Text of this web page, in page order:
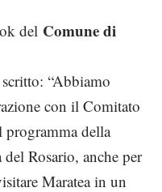
del Comune di
“Abbiamo
con il Comitato
programma della
Rosario, anche per
Maratea in un